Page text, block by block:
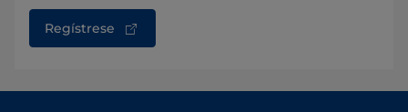
Regístrese